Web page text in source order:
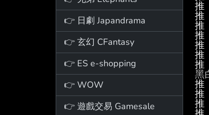
👉 日劇 Japandrama
👉 玄幻 CFantasy
👉 ES e-shopping
👉 WOW
👉 遊戲交易 Gamesale
推
推
推
推
推
推
推
推
推
推